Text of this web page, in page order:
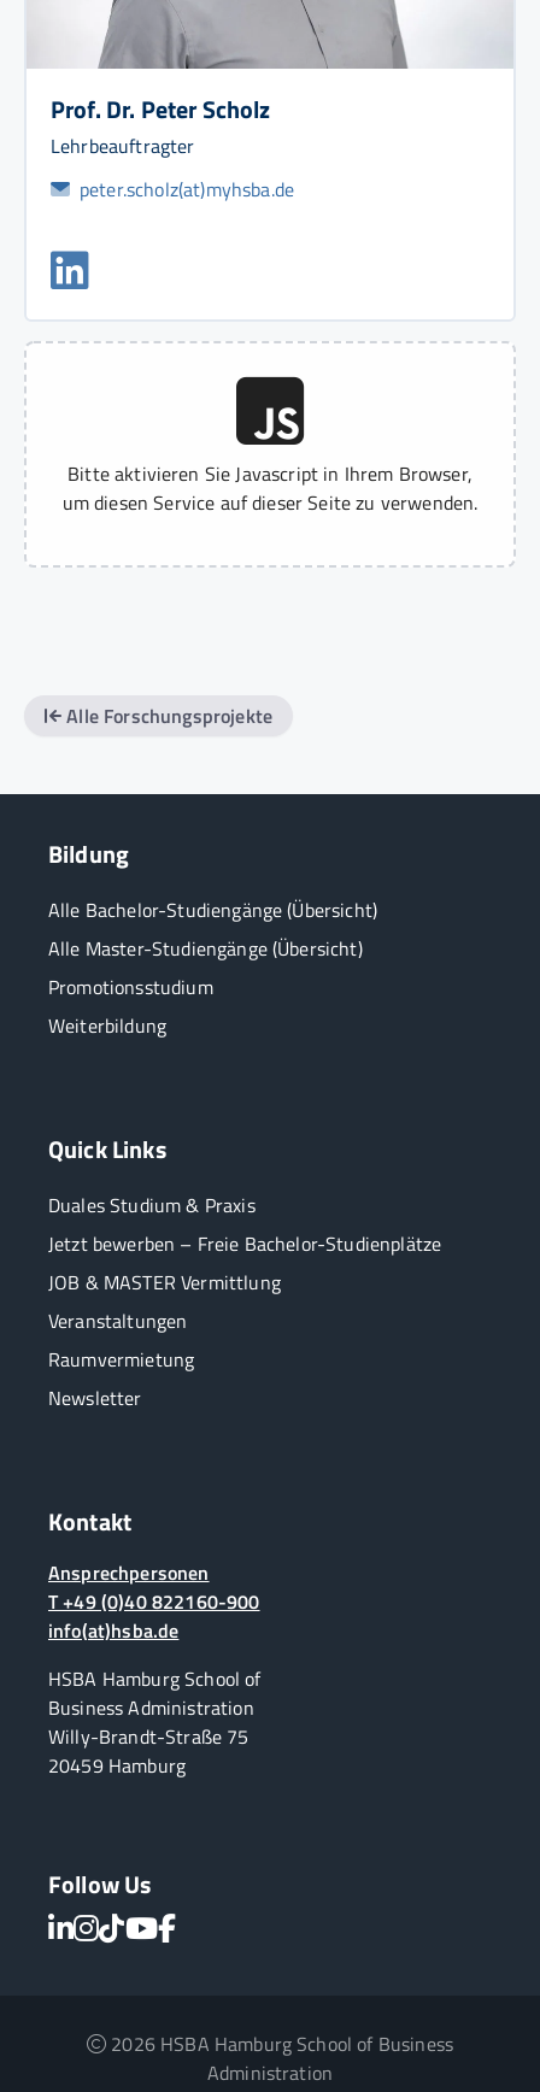
Prof. Dr. Peter Scholz
Lehrbeauftragter
peter.scholz(at)myhsba.de
Bitte aktivieren Sie Javascript in Ihrem Browser,
um diesen Service auf dieser Seite zu verwenden.
Alle Forschungsprojekte
Bildung
Alle Bachelor-Studiengänge (Übersicht)
Alle Master-Studiengänge (Übersicht)
Promotionsstudium
Weiterbildung
Quick Links
Duales Studium & Praxis
Jetzt bewerben – Freie Bachelor-Studienplätze
JOB & MASTER Vermittlung
Veranstaltungen
Raumvermietung
Newsletter
Kontakt
Ansprechpersonen
T +49 (0)40 822160-900
info(at)hsba.de
HSBA Hamburg School of
Business Administration
Willy-Brandt-Straße 75
20459 Hamburg
Follow Us
2026 HSBA Hamburg School of Business
Administration